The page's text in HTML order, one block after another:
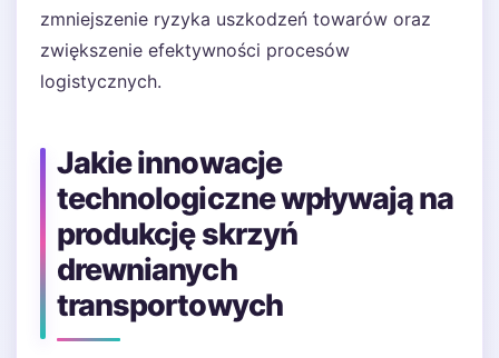
zmniejszenie ryzyka uszkodzeń towarów oraz
zwiększenie efektywności procesów
logistycznych.
Jakie innowacje
technologiczne wpływają na
produkcję skrzyń
drewnianych
transportowych